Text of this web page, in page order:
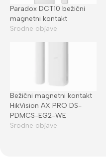
Paradox DCT10 bežični
magnetni kontakt
Srodne objave
Bežični magnetni kontakt
HikVision AX PRO DS-
PDMCS-EG2-WE
Srodne objave